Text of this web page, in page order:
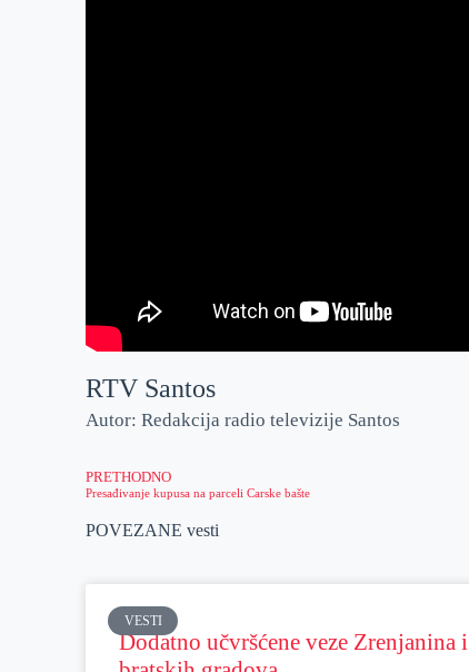
RTV Santos
Autor: Redakcija radio televizije Santos
PRETHODNO
Presađivanje kupusa na parceli Carske bašte
POVEZANE vesti
VESTI
Dodatno učvršćene veze Zrenjanina i